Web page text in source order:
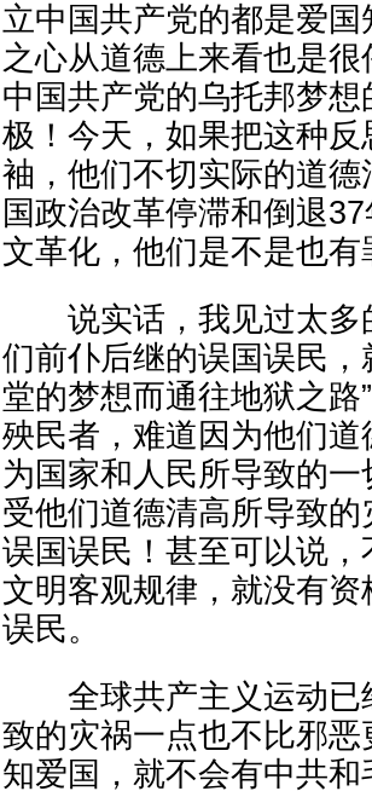
立中国共产党的都是爱
之心从道德上来看也是
中国共产党的乌托邦梦
极！今天，如果把这种
袖，他们不切实际的道
国政治改革停滞和倒退
文革化，他们是不是也有
说实话，我见过太多
们前仆后继的误国误民
堂的梦想而通往地狱之
殃民者，难道因为他们
为国家和人民所导致的
受他们道德清高所导致
误国误民！甚至可以说
文明客观规律，就没有
误民。
全球共产主义运动已
致的灾祸一点也不比邪
知爱国，就不会有中共